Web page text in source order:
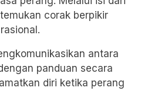
corak berpikir
antara
panduan secara
diri ketika perang